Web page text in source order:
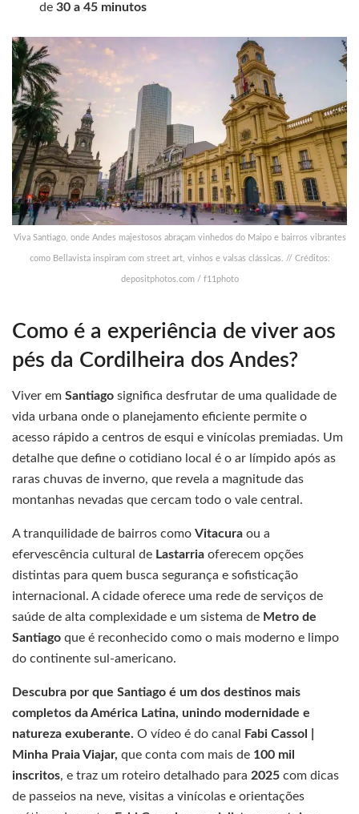
de30 a 45 minutos
Viva Santiago, onde Andes majestosos abraçam vinhedos do Maipo e bairros vibrantes
como Bellavista inspiram com street art, vinhos e valsas clássicas. // Créditos:
depositphotos.com / f11photo
Como é a experiência de viver aos
pés da Cordilheira dos Andes?
Viver em Santiago significa desfrutar de uma qualidade de
vida urbana onde o planejamento eficiente permite o
acesso rápido a centros de esqui e vinícolas premiadas. Um
detalhe que define o cotidiano local é o ar límpido após as
raras chuvas de inverno, que revela a magnitude das
montanhas nevadas que cercam todo o vale central.
A tranquilidade de bairros como Vitacura ou a
efervescência cultural de Lastarria oferecem opções
distintas para quem busca segurança e sofisticação
internacional. A cidade oferece uma rede de serviços de
saúde de alta complexidade e um sistema de Metro de
Santiago que é reconhecido como o mais moderno e limpo
do continente sul-americano.
Descubra por que Santiago é um dos destinos mais
completos da América Latina, unindo modernidade e
natureza exuberante. O vídeo é do canal
Fabi Cassol |
Minha Praia Viajar, que conta com mais de 100 mil
inscritos, e traz um roteiro detalhado para 2025 com dicas
de passeios na neve, visitas a vinícolas e orientações